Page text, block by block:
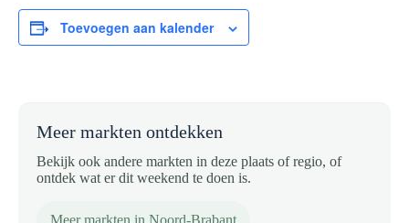
Toevoegen aan kalender
Meer markten ontdekken
Bekijk ook andere markten in deze plaats of regio, of
ontdek wat er dit weekend te doen is.
Meer markten in Noord-Brabant